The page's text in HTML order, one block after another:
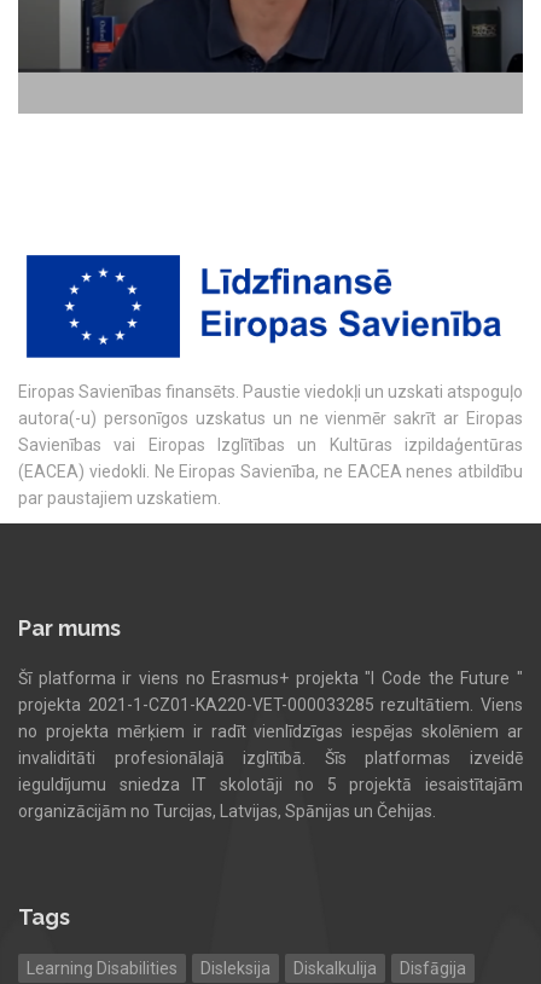
Eiropas Savienības finansēts. Paustie viedokļi un uzskati atspoguļo
autora(-u) personīgos uzskatus un ne vienmēr sakrīt ar Eiropas
Savienības vai Eiropas Izglītības un Kultūras izpildaģentūras
(EACEA) viedokli. Ne Eiropas Savienība, ne EACEA nenes atbildību
par paustajiem uzskatiem.
Par mums
Šī platforma ir viens no Erasmus+ projekta "I Code the Future "
projekta 2021-1-CZ01-KA220-VET-000033285 rezultātiem. Viens
no projekta mērķiem ir radīt vienlīdzīgas iespējas skolēniem ar
invaliditāti profesionālajā izglītībā. Šīs platformas izveidē
ieguldījumu sniedza IT skolotāji no 5 projektā iesaistītajām
organizācijām no Turcijas, Latvijas, Spānijas un Čehijas.
Tags
Learning Disabilities Disleksija Diskalkulija Disfāgija